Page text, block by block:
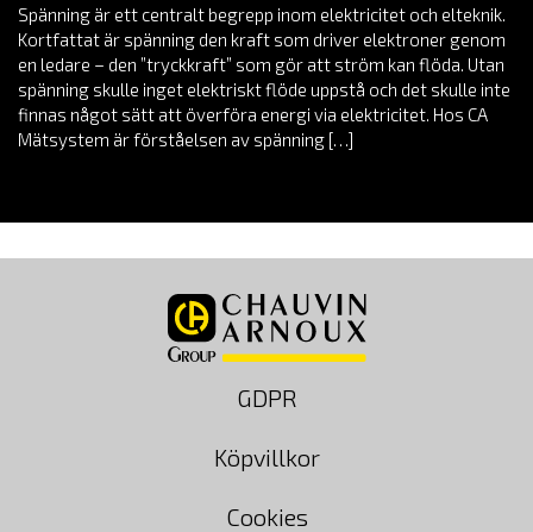
Spänning är ett centralt begrepp inom elektricitet och elteknik.
Kortfattat är spänning den kraft som driver elektroner genom
en ledare – den ”tryckkraft” som gör att ström kan flöda. Utan
spänning skulle inget elektriskt flöde uppstå och det skulle inte
finnas något sätt att överföra energi via elektricitet. Hos CA
Mätsystem är förståelsen av spänning […]
GDPR
Köpvillkor
Cookies